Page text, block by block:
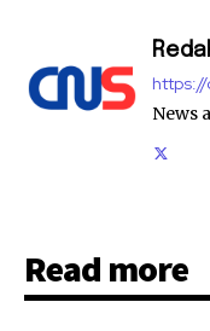
News
Read more